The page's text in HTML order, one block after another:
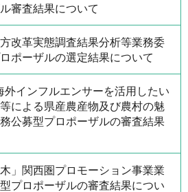
審査結果について
改革実態調査結果分析等業務委
ポーザルの選定結果について
外インフルエンサーを活用したい
による県産農産物及び農村の魅
公募型プロポーザルの審査結果
」関西圏プロモーション事業業
プロポーザルの審査結果につい